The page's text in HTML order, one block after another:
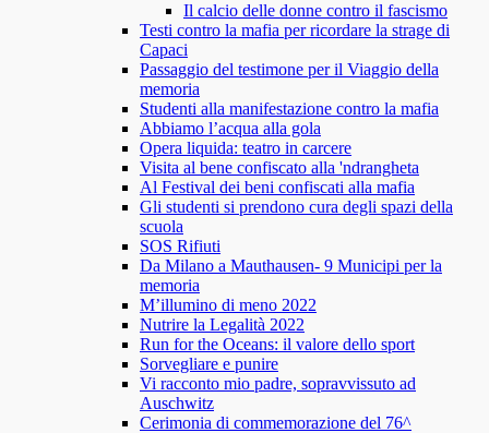
Il calcio delle donne contro il fascismo
Testi contro la mafia per ricordare la strage di
Capaci
Passaggio del testimone per il Viaggio della
memoria
Studenti alla manifestazione contro la mafia
Abbiamo l’acqua alla gola
Opera liquida: teatro in carcere
Visita al bene confiscato alla 'ndrangheta
Al Festival dei beni confiscati alla mafia
Gli studenti si prendono cura degli spazi della
scuola
SOS Rifiuti
Da Milano a Mauthausen- 9 Municipi per la
memoria
M’illumino di meno 2022
Nutrire la Legalità 2022
Run for the Oceans: il valore dello sport
Sorvegliare e punire
Vi racconto mio padre, sopravvissuto ad
Auschwitz
Cerimonia di commemorazione del 76^